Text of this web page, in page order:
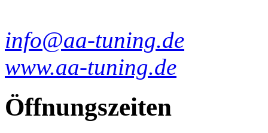
info@aa-tuning.de
www.aa-tuning.de
Öffnungszeiten